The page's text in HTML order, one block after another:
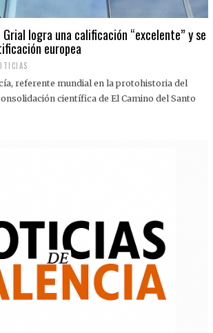
Grial logra una calificación “excelente” y se
europea
referente mundial en la protohistoria del
científica de El Camino del Santo